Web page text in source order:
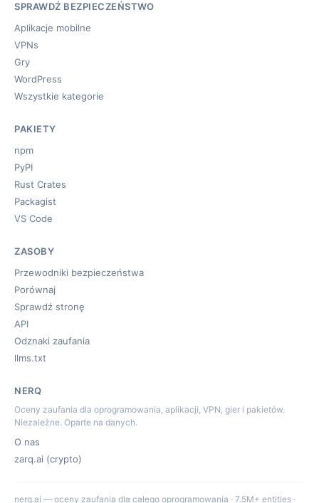
SPRAWDŹ BEZPIECZEŃSTWO
Aplikacje mobilne
VPNs
Gry
WordPress
Wszystkie kategorie
PAKIETY
npm
PyPI
Rust Crates
Packagist
VS Code
ZASOBY
Przewodniki bezpieczeństwa
Porównaj
Sprawdź stronę
API
Odznaki zaufania
llms.txt
NERQ
Oceny zaufania dla oprogramowania, aplikacji, VPN, gier i pakietów.
Niezależne. Oparte na danych.
O nas
zarq.ai (crypto)
nerq.ai — oceny zaufania dla całego oprogramowania · 7.5M+ entities ·